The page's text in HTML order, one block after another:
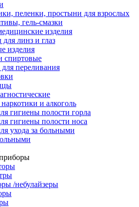
пеленки, простыни для взрослых
гель-смазки
изделия
для линз и глаз
изделия
спиртовые
переливания
и алкоголь
гигиены полости горла
гигиены полости носа
ухода за больными
/небулайзеры